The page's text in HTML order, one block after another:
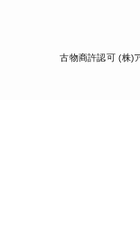
古物商許認可 (株